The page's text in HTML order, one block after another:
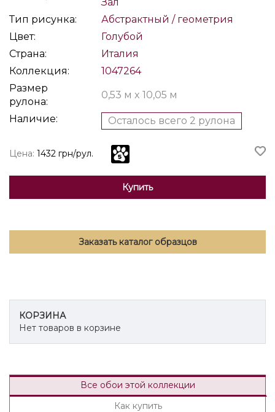
Тип рисунка:
Абстрактный / геометрия
Цвет:
Голубой
Страна:
Италия
Коллекция:
1047264
Размер
рулона:
0,53 м x 10,05 м
Наличие: Осталось всего 2 рулона
Цена: 1432 грн/рул.
Купить
Заказать каталог образцов
КОРЗИНА
Нет товаров в корзине
Все обои этой коллекции
Как купить